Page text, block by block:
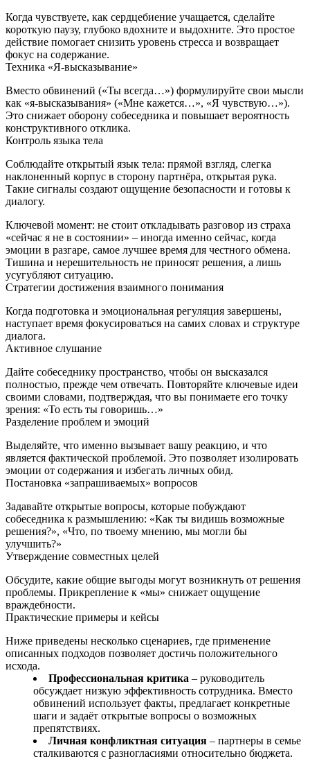
Когда чувствуете, как сердцебиение учащается, сделайте
короткую паузу, глубоко вдохните и выдохните. Это простое
действие помогает снизить уровень стресса и возвращает
фокус на содержание.
Техника «Я-высказывание»
Вместо обвинений («Ты всегда…») формулируйте свои мысли
как «я‑высказывания» («Мне кажется…», «Я чувствую…»).
Это снижает оборону собеседника и повышает вероятность
конструктивного отклика.
Контроль языка тела
Соблюдайте открытый язык тела: прямой взгляд, слегка
наклоненный корпус в сторону партнёра, открытая рука.
Такие сигналы создают ощущение безопасности и готовы к
диалогу.
Ключевой момент: не стоит откладывать разговор из страха
«сейчас я не в состоянии» – иногда именно сейчас, когда
эмоции в разгаре, самое лучшее время для честного обмена.
Тишина и нерешительность не приносят решения, а лишь
усугубляют ситуацию.
Стратегии достижения взаимного понимания
Когда подготовка и эмоциональная регуляция завершены,
наступает время фокусироваться на самих словах и структуре
диалога.
Активное слушание
Дайте собеседнику пространство, чтобы он высказался
полностью, прежде чем отвечать. Повторяйте ключевые идеи
своими словами, подтверждая, что вы понимаете его точку
зрения: «То есть ты говоришь…»
Разделение проблем и эмоций
Выделяйте, что именно вызывает вашу реакцию, и что
является фактической проблемой. Это позволяет изолировать
эмоции от содержания и избегать личных обид.
Постановка «запрашиваемых» вопросов
Задавайте открытые вопросы, которые побуждают
собеседника к размышлению: «Как ты видишь возможные
решения?», «Что, по твоему мнению, мы могли бы
улучшить?»
Утверждение совместных целей
Обсудите, какие общие выгоды могут возникнуть от решения
проблемы. Прикрепление к «мы» снижает ощущение
враждебности.
Практические примеры и кейсы
Ниже приведены несколько сценариев, где применение
описанных подходов позволяет достичь положительного
исхода.
Профессиональная критика – руководитель
обсуждает низкую эффективность сотрудника. Вместо
обвинений использует факты, предлагает конкретные
шаги и задаёт открытые вопросы о возможных
препятствиях.
Личная конфликтная ситуация – партнеры в семье
сталкиваются с разногласиями относительно бюджета.